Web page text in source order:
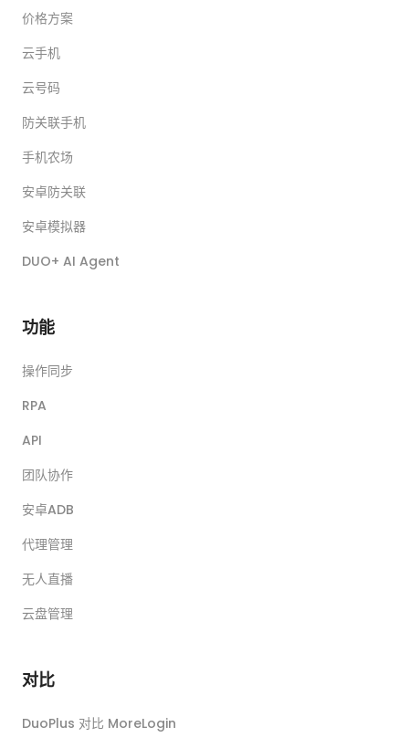
价格方案
云手机
云号码
防关联手机
手机农场
安卓防关联
安卓模拟器
DUO+ AI Agent
功能
操作同步
RPA
API
团队协作
安卓ADB
代理管理
无人直播
云盘管理
对比
DuoPlus 对比 MoreLogin